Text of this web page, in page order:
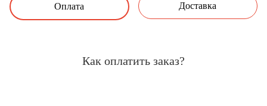
Оплата Доставка
Как оплатить заказ?